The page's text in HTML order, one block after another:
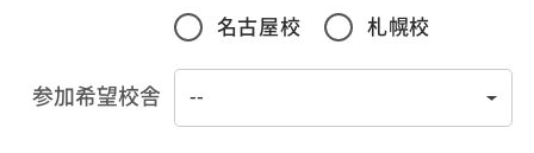
名古屋校
札幌校
参加希望校舎